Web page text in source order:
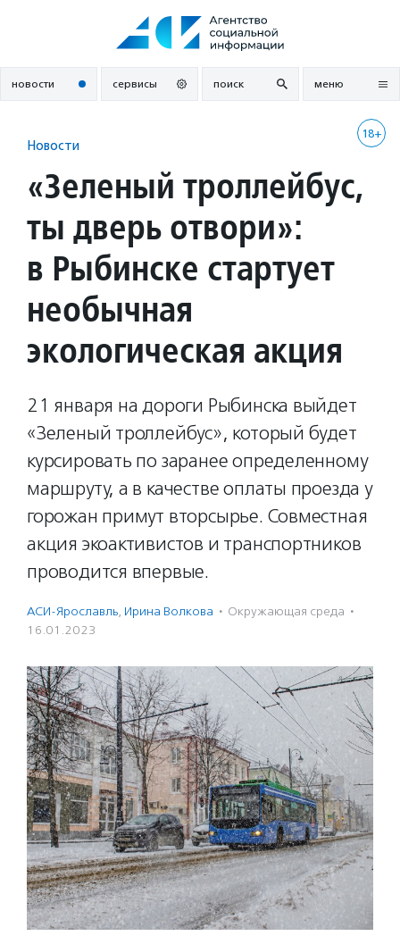
новости сервисы поиск меню
18+
Новости
«Зеленый троллейбус,
ты дверь отвори»:
в Рыбинске стартует
необычная
экологическая акция
21 января на дороги Рыбинска выйдет
«Зеленый троллейбус», который будет
курсировать по заранее определенному
маршруту, а в качестве оплаты проезда у
горожан примут вторсырье. Совместная
акция экоактивистов и транспортников
проводится впервые.
АСИ-Ярославль, Ирина Волкова · Окружающая среда ·
16.01.2023